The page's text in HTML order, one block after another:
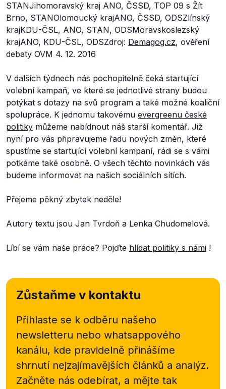
STANJihomoravský kraj ANO, ČSSD, TOP 09 s Žít
Brno, STANOlomoucký krajANO, ČSSD, ODSZlínský
krajKDU-ČSL, ANO, STAN, ODSMoravskoslezský
krajANO, KDU-ČSL, ODSZdroj: Demagog.cz, ověření
debaty OVM 4. 12. 2016
V dalších týdnech nás pochopitelně čeká startující
volební kampaň, ve které se jednotlivé strany budou
potýkat s dotazy na svů program a také možné koaliční
spolupráce. K jednomu takovému evergreenu české
politiky můžeme nabídnout náš starší komentář. Již
nyní pro vás připravujeme řadu nových změn, které
spustíme se startující volební kampaní, rádi se s vámi
potkáme také osobně. O všech těchto novinkách vás
budeme informovat na našich sociálních sítích.
Přejeme pěkný zbytek neděle!
Autory textu jsou Jan Tvrdoň a Lenka Chudomelová.
Líbí se vám naše práce? Pojďte hlídat politiky s námi !
Zůstaňme v kontaktu
Přihlaste se k odběru našeho
newsletteru nebo whatsappového
kanálu, kde pravidelně přinášíme
shrnutí nejzajímavějších článků a analýz.
Začněte nás odebírat, a mějte tak